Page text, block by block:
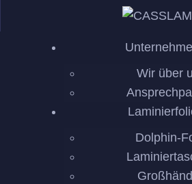
Wir über
Dolphin-